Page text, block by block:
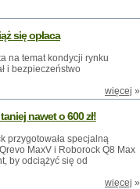
się opłaca
na temat kondycji rynku
i bezpieczeństwo
więcej »
nawet o 600 zł!
przygotowała specjalną
MaxV i Roborock Q8 Max
by odciążyć się od
więcej »